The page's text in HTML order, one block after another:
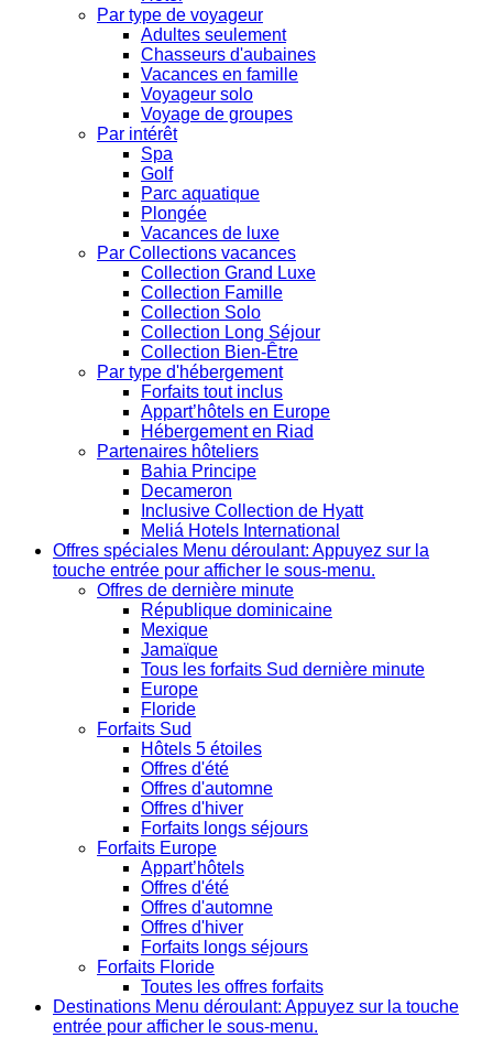
Par type de voyageur
Adultes seulement
Chasseurs d'aubaines
Vacances en famille
Voyageur solo
Voyage de groupes
Par intérêt
Spa
Golf
Parc aquatique
Plongée
Vacances de luxe
Par Collections vacances
Collection Grand Luxe
Collection Famille
Collection Solo
Collection Long Séjour
Collection Bien-Être
Par type d'hébergement
Forfaits tout inclus
Appart’hôtels en Europe
Hébergement en Riad
Partenaires hôteliers
Bahia Principe
Decameron
Inclusive Collection de Hyatt
Meliá Hotels International
Offres spéciales Menu déroulant: Appuyez sur la
touche entrée pour afficher le sous-menu.
Offres de dernière minute
République dominicaine
Mexique
Jamaïque
Tous les forfaits Sud dernière minute
Europe
Floride
Forfaits Sud
Hôtels 5 étoiles
Offres d'été
Offres d'automne
Offres d'hiver
Forfaits longs séjours
Forfaits Europe
Appart’hôtels
Offres d'été
Offres d'automne
Offres d'hiver
Forfaits longs séjours
Forfaits Floride
Toutes les offres forfaits
Destinations Menu déroulant: Appuyez sur la touche
entrée pour afficher le sous-menu.